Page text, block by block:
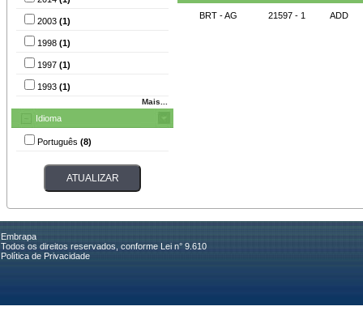
2003 (1)
1998 (1)
1997 (1)
1993 (1)
Mais...
Idioma
Português (8)
BRT - AG 21597 - 1 ADD
Embrapa
Todos os direitos reservados, conforme Lei n° 9.610
Política de Privacidade